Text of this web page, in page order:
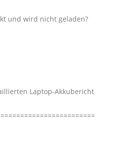
und wird nicht geladen?
Laptop-Akkubericht